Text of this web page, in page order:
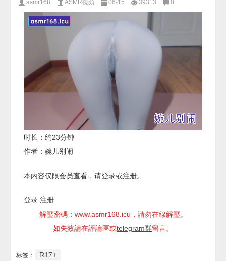
asmr168 ASMR視頻 06-15 39313 0
时长：约23分钟
作者：婉儿别闹
本内容仅限会员查看，请登录或注册。
登录 注册
解壓密碼：www.asmr168.icu，請勿在線解壓。
如失效請在評論區或telegram群留言。
标签： R17+